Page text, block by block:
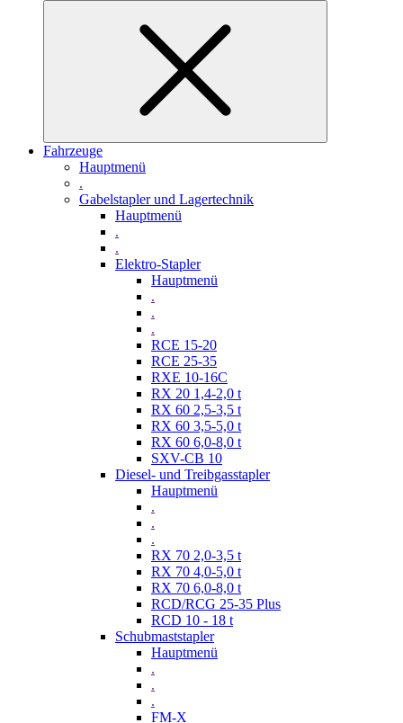
Fahrzeuge
Hauptmenü
.
Gabelstapler und Lagertechnik
Hauptmenü
.
.
Elektro-Stapler
Hauptmenü
.
.
.
RCE 15-20
RCE 25-35
RXE 10-16C
RX 20 1,4-2,0 t
RX 60 2,5-3,5 t
RX 60 3,5-5,0 t
RX 60 6,0-8,0 t
SXV-CB 10
Diesel- und Treibgasstapler
Hauptmenü
.
.
.
RX 70 2,0-3,5 t
RX 70 4,0-5,0 t
RX 70 6,0-8,0 t
RCD/RCG 25-35 Plus
RCD 10 - 18 t
Schubmaststapler
Hauptmenü
.
.
.
FM-X